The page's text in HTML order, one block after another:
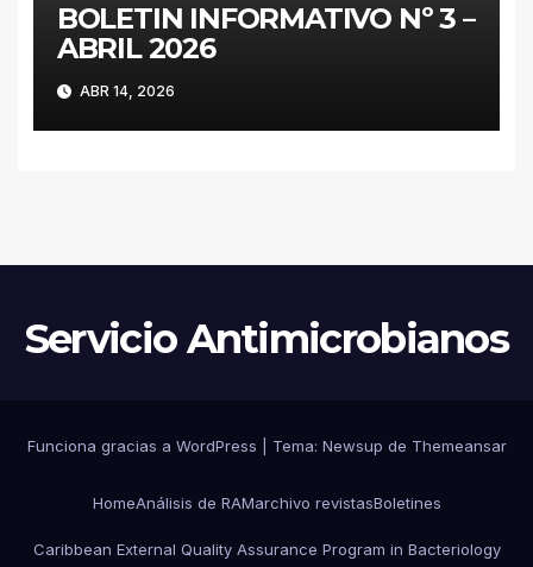
BOLETIN INFORMATIVO Nº 3 –
ABRIL 2026
ABR 14, 2026
Servicio Antimicrobianos
Funciona gracias a WordPress Tema: Newsup de Themeansar
HomeAnálisis de RAMarchivo revistasBoletines
Caribbean External Quality Assurance Program in Bacteriology